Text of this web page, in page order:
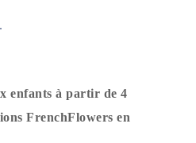
enfants à partir de 4
FrenchFlowers en